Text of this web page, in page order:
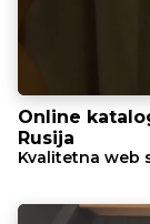
Online
Rusija
Kvalitetna web